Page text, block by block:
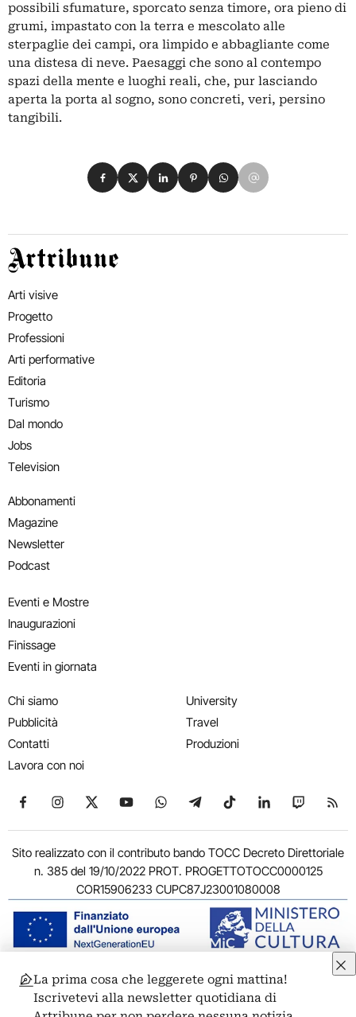
possibili sfumature, sporcato senza timore, ora pieno di
grumi, impastato con la terra e mescolato alle
sterpaglie dei campi, ora limpido e abbagliante come
una distesa di neve. Paesaggi che sono al contempo
spazi della mente e luoghi reali, che, pur lasciando
aperta la porta al sogno, sono concreti, veri, persino
tangibili.
Condividi su Facebook
Condividi su X
Condividi su LinkedIn
Condividi su Pinterest
Condividi su WhatsApp
Condividi su Email
Artribune
Arti visive
Progetto
Professioni
Arti performative
Editoria
Turismo
Dal mondo
Jobs
Television
Abbonamenti
Magazine
Newsletter
Podcast
Eventi e Mostre
Inaugurazioni
Finissage
Eventi in giornata
Chi siamo
Pubblicità
Contatti
Lavora con noi
University
Travel
Produzioni
Seguici su Facebook
Seguici su Instagram
Seguici su X
Seguici su YouTube
Seguici su WhatsApp
Seguici su Telegram
Seguici su TikTok
Seguici su
Seguici
Sito realizzato con il contributo bando TOCC Decreto Direttoriale
n. 385 del 19/10/2022 PROT. PROGETTOTOCC0000125
COR15906233 CUPC87J23001080008
© 2011-2026 ARTRIBUNE srl – Corso Vittorio Emanuele II, 287 –
00186 Roma - P.I. 11381581005
La prima cosa che leggerete ogni mattina!
Iscrivetevi alla newsletter quotidiana di